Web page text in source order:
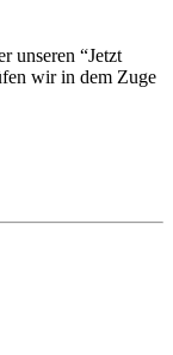
unseren “Jetzt
wir in dem Zuge